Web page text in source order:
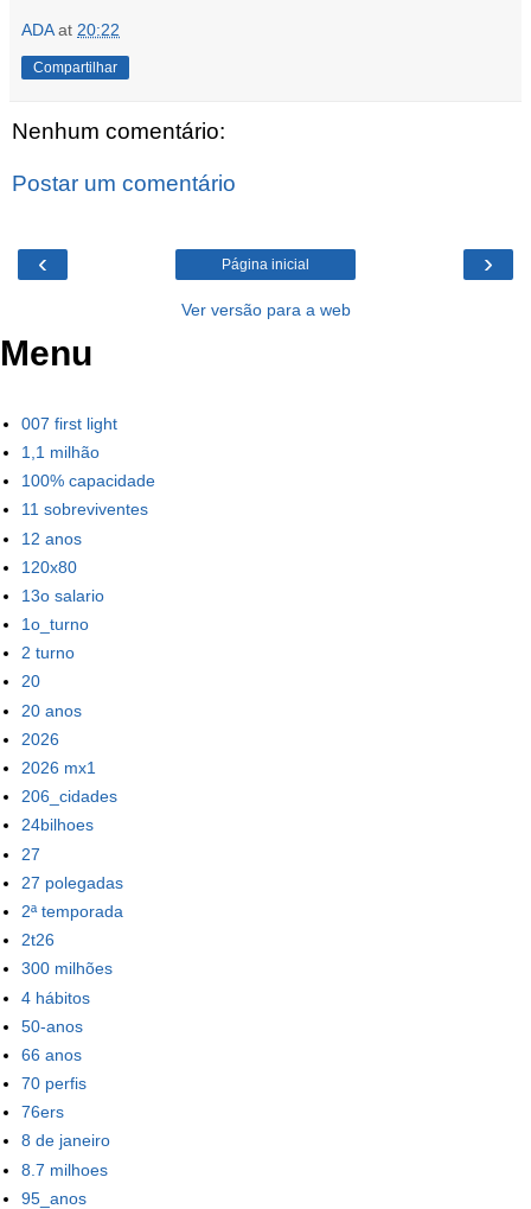
ADA at 20:22
Compartilhar
Nenhum comentário:
Postar um comentário
‹ ›
Página inicial
Ver versão para a web
Menu
007 first light
1,1 milhão
100% capacidade
11 sobreviventes
12 anos
120x80
13o salario
1o_turno
2 turno
20
20 anos
2026
2026 mx1
206_cidades
24bilhoes
27
27 polegadas
2ª temporada
2t26
300 milhões
4 hábitos
50-anos
66 anos
70 perfis
76ers
8 de janeiro
8.7 milhoes
95_anos